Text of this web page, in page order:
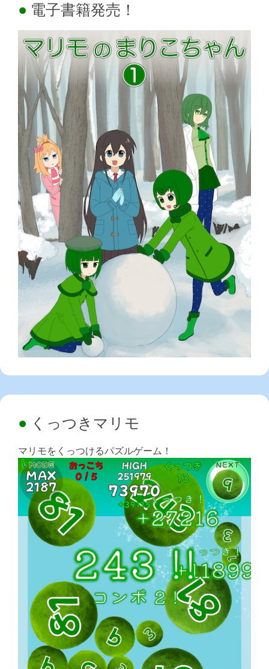
電子書籍発売！
くっつきマリモ
マリモをくっつけるパズルゲーム！